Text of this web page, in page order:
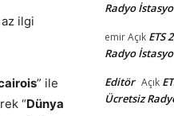
ilgi
” ile
“Dünya
Radyo
emirAçık ETS
Radyo
Editör Açık
Ücretsiz